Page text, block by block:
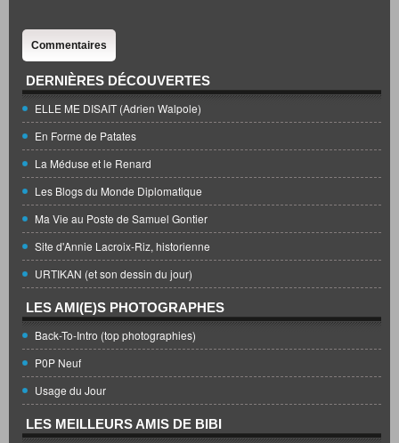
Commentaires
DERNIÈRES DÉCOUVERTES
ELLE ME DISAIT (Adrien Walpole)
En Forme de Patates
La Méduse et le Renard
Les Blogs du Monde Diplomatique
Ma Vie au Poste de Samuel Gontier
Site d'Annie Lacroix-Riz, historienne
URTIKAN (et son dessin du jour)
LES AMI(E)S PHOTOGRAPHES
Back-To-Intro (top photographies)
P0P Neuf
Usage du Jour
LES MEILLEURS AMIS DE BIBI